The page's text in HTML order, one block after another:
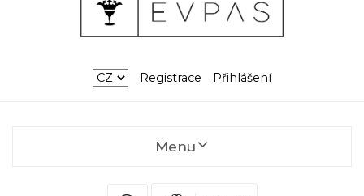
Registrace Přihlášení
Menu